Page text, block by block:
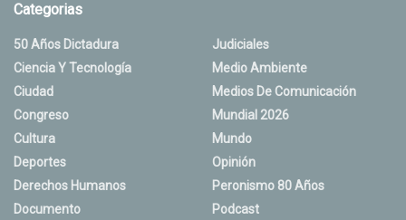
Categorias
50 Años Dictadura
Ciencia Y Tecnología
Ciudad
Congreso
Cultura
Deportes
Derechos Humanos
Documento
Judiciales
Medio Ambiente
Medios De Comunicación
Mundial 2026
Mundo
Opinión
Peronismo 80 Años
Podcast